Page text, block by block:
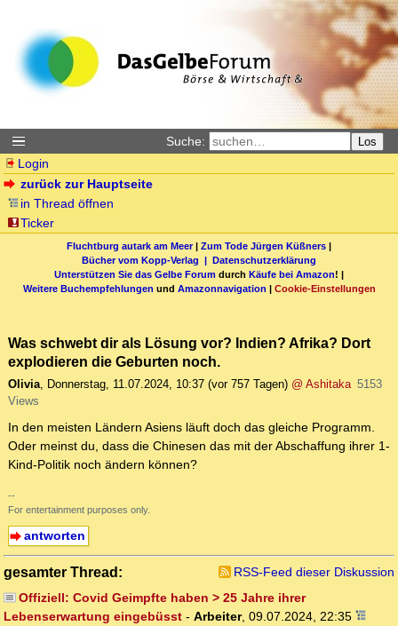
Suche: Los
Login
zurück zur Hauptseite
in Thread öffnen
Ticker
Fluchtburg autark am Meer| Zum Tode Jürgen Küßners |
Bücher vom Kopp-Verlag | Datenschutzerklärung
Unterstützen Sie das Gelbe Forum durch Käufe bei Amazon! |
Weitere Buchempfehlungen und Amazonnavigation | Cookie-Einstellungen
Was schwebt dir als Lösung vor? Indien? Afrika? Dort
explodieren die Geburten noch.
Olivia, Donnerstag, 11.07.2024, 10:37 (vor 757 Tagen) @ Ashitaka 5153
Views
In den meisten Ländern Asiens läuft doch das gleiche Programm.
Oder meinst du, dass die Chinesen das mit der Abschaffung ihrer 1-
Kind-Politik noch ändern können?
--
For entertainment purposes only.
antworten
gesamter Thread:
RSS-Feed dieser Diskussion
Offiziell: Covid Geimpfte haben > 25 Jahre ihrer
Lebenserwartung eingebüsst - Arbeiter, 09.07.2024, 22:35